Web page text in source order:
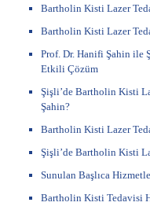
Bartholin Kisti Lazer
Bartholin Kisti Lazer
Prof. Dr. Hanifi Şahin ile
Etkili Çözüm
Şişli’de Bartholin Kisti
Şahin?
Bartholin Kisti Lazer
Şişli’de Bartholin Kisti
Sunulan Başlıca
Bartholin Kisti Tedavisi